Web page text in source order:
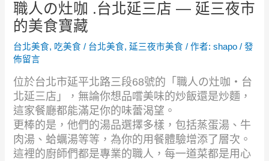
職人の灶咖 .台北延三店 — 延三夜市
的美食寶藏
台北美食, 吃美食 / 台北美食, 延三夜市美食 / 作者:shapo/發
佈留言
位於台北市延平北路三段68號的「職人の灶咖‧台
北延三店」，無論你想品嚐美味的炒飯還是炒麵，
這家餐廳都能滿足你的味蕾渴望。
更棒的是，他們的湯品選擇多樣，包括蒸蛋湯、牛
肉湯、蛤蠣湯等等，為你的用餐體驗增添了層次。
這裡的廚師們都是專業的職人，每一道菜都是用心